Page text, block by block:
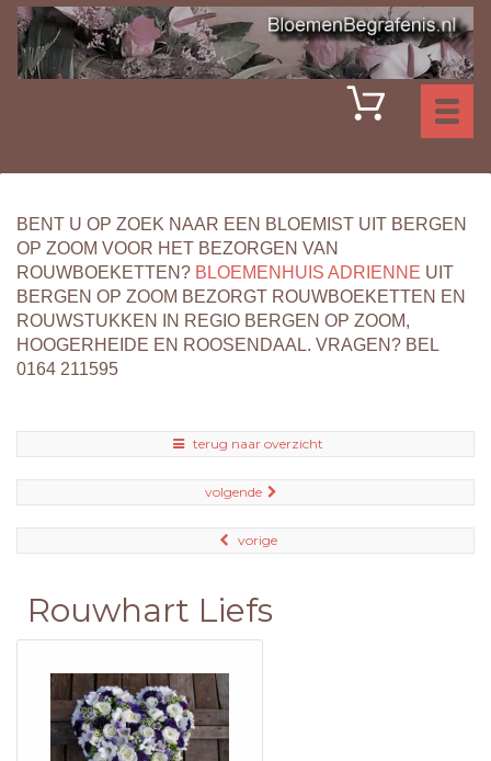
BENT U OP ZOEK NAAR EEN BLOEMIST UIT BERGEN
OP ZOOM VOOR HET BEZORGEN VAN
ROUWBOEKETTEN? BLOEMENHUIS ADRIENNE UIT
BERGEN OP ZOOM BEZORGT ROUWBOEKETTEN EN
ROUWSTUKKEN IN REGIO BERGEN OP ZOOM,
HOOGERHEIDE EN ROOSENDAAL. VRAGEN? BEL
0164 211595
terug naar overzicht
volgende
vorige
Rouwhart Liefs